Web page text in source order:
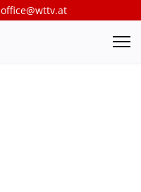
office@wttv.at